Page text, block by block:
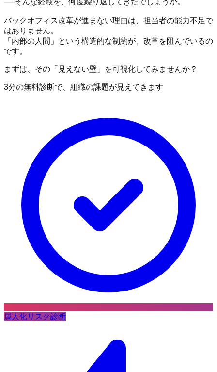
──そんな経験を、何度繰り返してきたでしょうか。
バックオフィス改革が進まない理由は、担当者の能力不足で
はありません。
「内部の人間」という構造的な制約が、改革を阻んでいるの
です。
まずは、その「見えない壁」を可視化してみませんか？
3分の無料診断で、組織の課題が見えてきます
属人化リスク診断